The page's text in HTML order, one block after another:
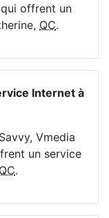
offrent un
QC.
Internet à
Vmedia
un service
QC.